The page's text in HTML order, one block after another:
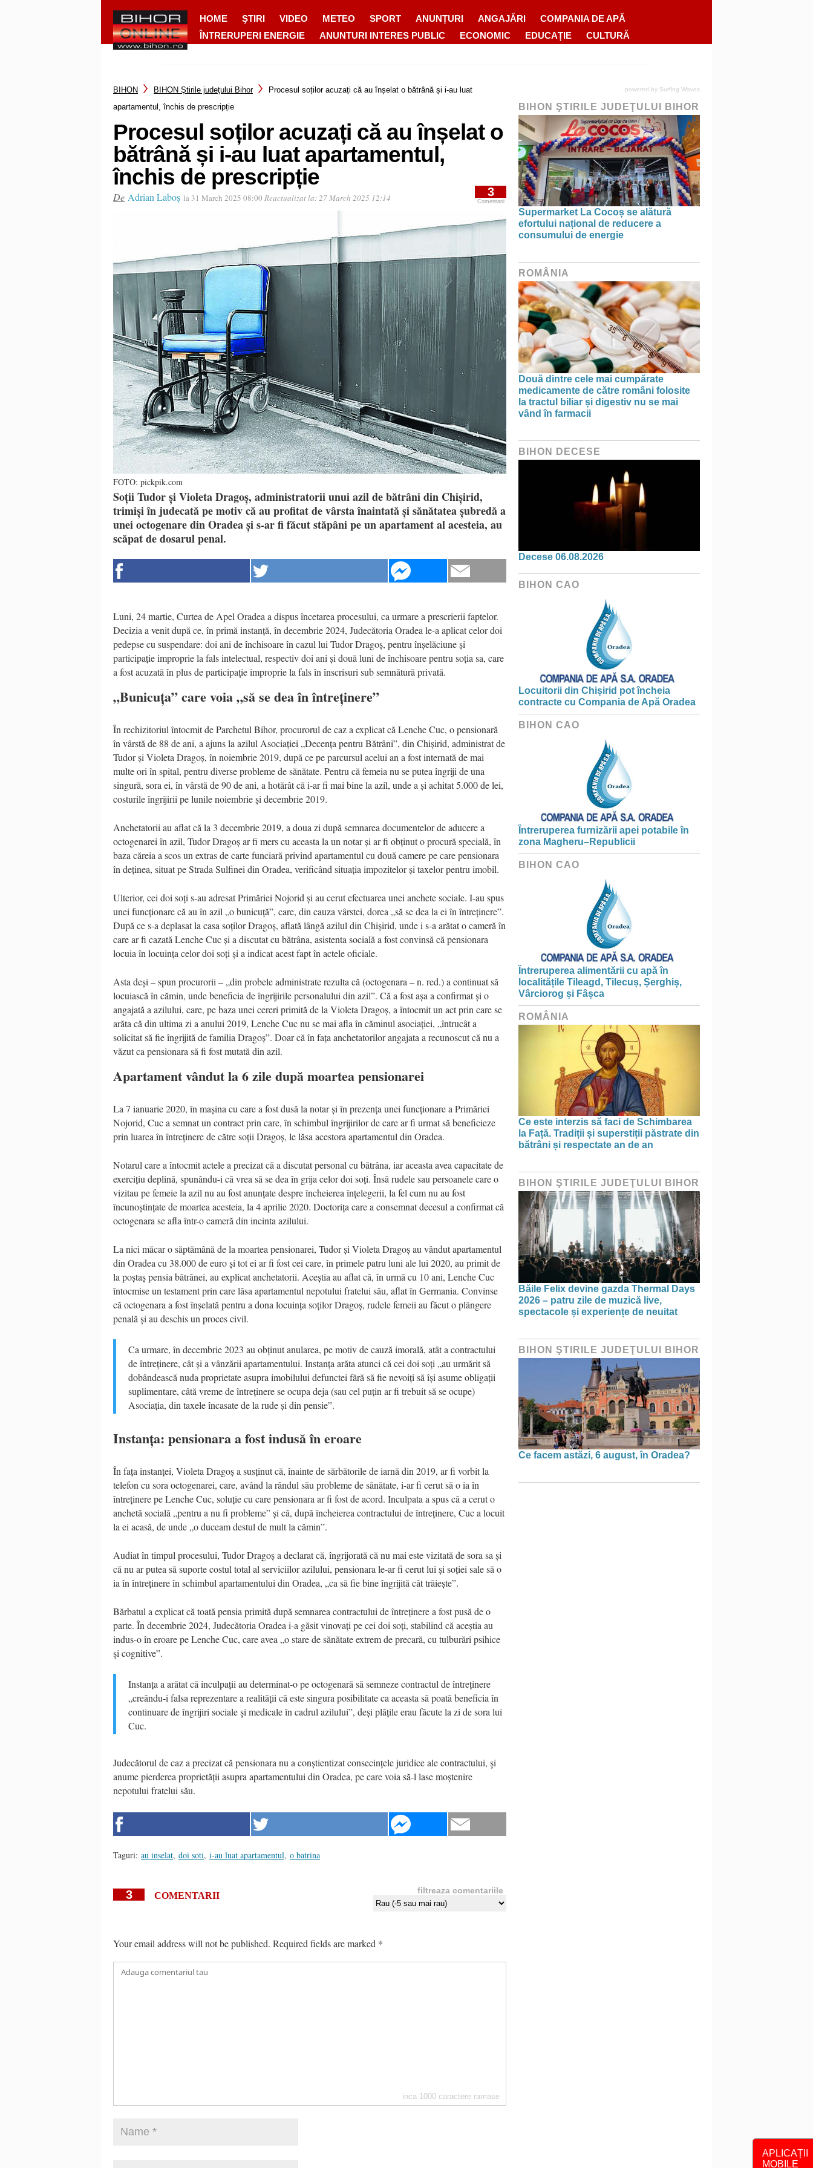
HOME ŞTIRI VIDEO METEO SPORT ANUNȚURI ANGAJĂRI
COMPANIA DE APĂ
ÎNTRERUPERI ENERGIE
ANUNTURI INTERES PUBLIC ECONOMIC EDUCAȚIE CULTURĂ
APLICAȚII
MOBILE
BIHON BIHON Ştirile judeţului Bihor
Procesul soților acuzați că au înșelat o bătrână și i-au luat
apartamentul, închis de prescripție
Procesul soților acuzați că au înșelat o
bătrână și i-au luat apartamentul,
închis de prescripție
De Adrian Laboș la 31 March 2025 08:00 Reactualizat la:27 March 2025 12:14 3
Comentarii
FOTO: pickpik.com
Soții Tudor și Violeta Dragoș, administratorii unui azil de bătrâni din Chișirid,
trimiși în judecată pe motiv că au profitat de vârsta înaintată și sănătatea șubredă a
unei octogenare din Oradea și s-ar fi făcut stăpâni pe un apartament al acesteia, au
scăpat de dosarul penal.
Luni, 24 martie, Curtea de Apel Oradea a dispus încetarea procesului, ca urmare a prescrierii faptelor.
Decizia a venit după ce, în primă instanță, în decembrie 2024, Judecătoria Oradea le-a aplicat celor doi
pedepse cu suspendare: doi ani de închisoare în cazul lui Tudor Dragoș, pentru înșelăciune și
participație improprie la fals intelectual, respectiv doi ani și două luni de închisoare pentru soția sa, care
a fost acuzată în plus de participaţie improprie la fals în înscrisuri sub semnătură privată.
„Bunicuța” care voia „să se dea în întreținere”
În rechizitoriul întocmit de Parchetul Bihor, procurorul de caz a explicat că Lenche Cuc, o pensionară
în vârstă de 88 de ani, a ajuns la azilul Asociației „Decența pentru Bătrâni”, din Chișirid, administrat de
Tudor și Violeta Dragoș, în noiembrie 2019, după ce pe parcursul acelui an a fost internată de mai
multe ori în spital, pentru diverse probleme de sănătate. Pentru că femeia nu se putea îngriji de una
singură, sora ei, în vârstă de 90 de ani, a hotărât că i-ar fi mai bine la azil, unde a și achitat 5.000 de lei,
costurile îngrijirii pe lunile noiembrie și decembrie 2019.
Anchetatorii au aflat că la 3 decembrie 2019, a doua zi după semnarea documentelor de aducere a
octogenarei în azil, Tudor Dragoș ar fi mers cu aceasta la un notar și ar fi obținut o procură specială, în
baza căreia a scos un extras de carte funciară privind apartamentul cu două camere pe care pensionara
în deținea, situat pe Strada Sulfinei din Oradea, verificând situația impozitelor și taxelor pentru imobil.
Ulterior, cei doi soți s-au adresat Primăriei Nojorid și au cerut efectuarea unei anchete sociale. I-au spus
unei funcționare că au în azil „o bunicuță”, care, din cauza vârstei, dorea „să se dea la ei în întreținere”.
După ce s-a deplasat la casa soților Dragoș, aflată lângă azilul din Chișirid, unde i s-a arătat o cameră în
care ar fi cazată Lenche Cuc și a discutat cu bătrâna, asistenta socială a fost convinsă că pensionara
locuia în locuința celor doi soți și a indicat acest fapt în actele oficiale.
Asta deși – spun procurorii – „din probele administrate rezulta că (octogenara – n. red.) a continuat să
locuiască în cămin, unde beneficia de îngrijirile personalului din azil”. Că a fost așa a confirmat și o
angajată a azilului, care, pe baza unei cereri primită de la Violeta Dragoș, a întocmit un act prin care se
arăta că din ultima zi a anului 2019, Lenche Cuc nu se mai afla în căminul asociației, „întrucât a
solicitat să fie îngrijită de familia Dragoș”. Doar că în fața anchetatorilor angajata a recunoscut că nu a
văzut ca pensionara să fi fost mutată din azil.
Apartament vândut la 6 zile după moartea pensionarei
La 7 ianuarie 2020, în mașina cu care a fost dusă la notar și în prezența unei funcționare a Primăriei
Nojorid, Cuc a semnat un contract prin care, în schimbul îngrijirilor de care ar fi urmat să beneficieze
prin luarea în întreținere de către soții Dragoș, le lăsa acestora apartamentul din Oradea.
Notarul care a întocmit actele a precizat că a discutat personal cu bătrâna, iar aceasta avea capacitate de
exercițiu deplină, spunându-i că vrea să se dea în grija celor doi soți. Însă rudele sau persoanele care o
vizitau pe femeie la azil nu au fost anunțate despre încheierea înțelegerii, la fel cum nu au fost
încunoștințate de moartea acesteia, la 4 aprilie 2020. Doctorița care a consemnat decesul a confirmat că
octogenara se afla într-o cameră din incinta azilului.
La nici măcar o săptămână de la moartea pensionarei, Tudor și Violeta Dragoș au vândut apartamentul
din Oradea cu 38.000 de euro și tot ei ar fi fost cei care, în primele patru luni ale lui 2020, au primit de
la poștaș pensia bătrânei, au explicat anchetatorii. Aceștia au aflat că, în urmă cu 10 ani, Lenche Cuc
întocmise un testament prin care lăsa apartamentul nepotului fratelui său, aflat în Germania. Convinse
că octogenara a fost înșelată pentru a dona locuința soților Dragoș, rudele femeii au făcut o plângere
penală și au deschis un proces civil.
Ca urmare, în decembrie 2023 au obținut anularea, pe motiv de cauză imorală, atât a contractului
de întreținere, cât și a vânzării apartamentului. Instanța arăta atunci că cei doi soți „au urmărit să
dobândească nuda proprietate asupra imobilului defunctei fără să fie nevoiți să își asume obligații
suplimentare, câtă vreme de întreținere se ocupa deja (sau cel puțin ar fi trebuit să se ocupe)
Asociația, din taxele încasate de la rude și din pensie”.
Instanța: pensionara a fost indusă în eroare
În fața instanței, Violeta Dragoș a susținut că, înainte de sărbătorile de iarnă din 2019, ar fi vorbit la
telefon cu sora octogenarei, care, având la rândul său probleme de sănătate, i-ar fi cerut să o ia în
întreținere pe Lenche Cuc, soluție cu care pensionara ar fi fost de acord. Inculpata a spus că a cerut o
anchetă socială „pentru a nu fi probleme” și că, după încheierea contractului de întreținere, Cuc a locuit
la ei acasă, de unde „o duceam destul de mult la cămin”.
Audiat în timpul procesului, Tudor Dragoș a declarat că, îngrijorată că nu mai este vizitată de sora sa și
că nu ar putea să suporte costul total al serviciilor azilului, pensionara le-ar fi cerut lui și soției sale să o
ia în întreținere în schimbul apartamentului din Oradea, „ca să fie bine îngrijită cât trăiește”.
Bărbatul a explicat că toată pensia primită după semnarea contractului de întreținere a fost pusă de o
parte. În decembrie 2024, Judecătoria Oradea i-a găsit vinovați pe cei doi soți, stabilind că aceștia au
indus-o în eroare pe Lenche Cuc, care avea „o stare de sănătate extrem de precară, cu tulburări psihice
şi cognitive”.
Instanța a arătat că inculpații au determinat-o pe octogenară să semneze contractul de întreținere
„creându-i falsa reprezentare a realității că este singura posibilitate ca aceasta să poată beneficia în
continuare de îngrijiri sociale şi medicale în cadrul azilului”, deși plățile erau făcute la zi de sora lui
Cuc.
Judecătorul de caz a precizat că pensionara nu a conștientizat consecințele juridice ale contractului, şi
anume pierderea proprietății asupra apartamentului din Oradea, pe care voia să-l lase moștenire
nepotului fratelui său.
Taguri: au inselat, doi soti, i-au luat apartamentul, o batrina
3 COMENTARII filtreaza comentariile
Your email address will not be published. Required fields are marked *
inca 1000 caractere ramase
powered by Surfing Waves
BIHON ŞTIRILE JUDEŢULUI BIHOR
Supermarket La Cocoș se alătură
efortului național de reducere a
consumului de energie
ROMÂNIA
Două dintre cele mai cumpărate
medicamente de către români folosite
la tractul biliar și digestiv nu se mai
vând în farmacii
BIHON DECESE
Decese 06.08.2026
BIHON CAO
Locuitorii din Chișirid pot încheia
contracte cu Compania de Apă Oradea
BIHON CAO
Întreruperea furnizării apei potabile în
zona Magheru–Republicii
BIHON CAO
Întreruperea alimentării cu apă în
localitățile Tileagd, Tilecuș, Șerghiș,
Vârciorog și Fâșca
ROMÂNIA
Ce este interzis să faci de Schimbarea
la Față. Tradiții și superstiții păstrate din
bătrâni și respectate an de an
BIHON ŞTIRILE JUDEŢULUI BIHOR
Băile Felix devine gazda Thermal Days
2026 – patru zile de muzică live,
spectacole și experiențe de neuitat
BIHON ŞTIRILE JUDEŢULUI BIHOR
Ce facem astăzi, 6 august, în Oradea?